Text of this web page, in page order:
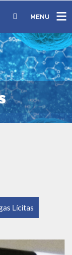
MENU
Lícitas